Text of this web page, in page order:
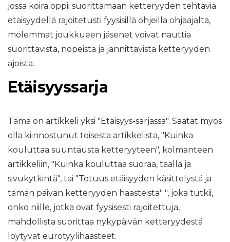
jossa koira oppii suorittamaan ketteryyden tehtäviä
etäisyydellä rajoitetusti fyysisillä ohjeilla ohjaajalta,
molemmat joukkueen jäsenet voivat nauttia
suorittavista, nopeista ja jännittävistä ketteryyden
ajoista.
Etäisyyssarja
Tämä on artikkeli yksi "Etäisyys-sarjassa". Saatat myös
olla kiinnostunut toisesta artikkelista, "Kuinka
kouluttaa suuntausta ketteryyteen", kolmanteen
artikkeliin, "Kuinka kouluttaa suoraa, täällä ja
sivukytkintä", tai "Totuus etäisyyden käsittelystä ja
tämän päivän ketteryyden haasteista" ", joka tutkii,
onko niille, jotka ovat fyysisesti rajoitettuja,
mahdollista suorittaa nykypäivän ketteryydestä
löytyvät eurotyylihaasteet.